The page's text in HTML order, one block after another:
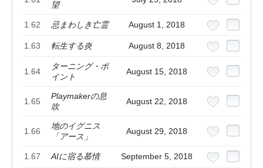
望
1.62 忌まわしき亡霊 August 1, 2018
1.63 転生する炎 August 8, 2018
1.64
ターニング・ポ
イント
August 15, 2018
1.65
Playmakerの息
吹
August 22, 2018
1.66
地のイグニス
「アース」
August 29, 2018
1.67 AIに宿る慕情 September 5, 2018